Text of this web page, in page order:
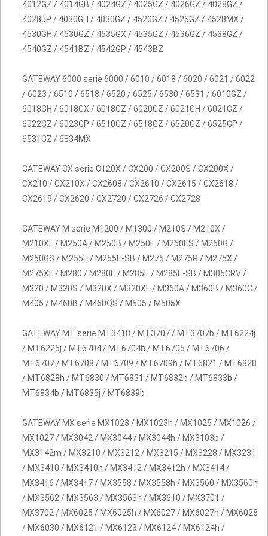
4012GZ / 4014GB / 4024GZ / 4025GZ / 4026GZ / 4028GZ /
4028JP / 4030GH / 4030GZ / 4520GZ / 4525GZ / 4528MX /
4530GH / 4530GZ / 4535GX / 4535GZ / 4536GZ / 4538GZ /
4540GZ / 4541BZ / 4542GP / 4543BZ
GATEWAY 6000 serie 6000 / 6010 / 6018 / 6020 / 6021 / 6022
/ 6023 / 6510 / 6518 / 6520 / 6525 / 6530 / 6531 / 6010GZ /
6018GH / 6018GX / 6018GZ / 6020GZ / 6021GH / 6021GZ /
6022GZ / 6023GP / 6510GZ / 6518GZ / 6520GZ / 6525GP /
6531GZ / 6834MX
GATEWAY CX serie C120X / CX200 / CX200S / CX200X /
CX210 / CX210X / CX2608 / CX2610 / CX2615 / CX2618 /
CX2619 / CX2620 / CX2720 / CX2726 / CX2728
GATEWAY M serie M1200 / M1300 / M210S / M210X /
M210XL / M250A / M250B / M250E / M250ES / M250G /
M250GS / M255E / M255E-SB / M275 / M275R / M275X /
M275XL / M280 / M280E / M285E / M285E-SB / M305CRV /
M320 / M320S / M320X / M320XL / M360A / M360B / M360C /
M405 / M460B / M460QS / M505 / M505X
GATEWAY MT serie MT3418 / MT3707 / MT3707b / MT6224j
/ MT6225j / MT6704 / MT6704h / MT6705 / MT6706 /
MT6707 / MT6708 / MT6709 / MT6709h / MT6821 / MT6828
/ MT6828h / MT6830 / MT6831 / MT6832b / MT6833b /
MT6834b / MT6835j / MT6839b
GATEWAY MX serie MX1023 / MX1023h / MX1025 / MX1026 /
MX1027 / MX3042 / MX3044 / MX3044h / MX3103b /
MX3142m / MX3210 / MX3212 / MX3215 / MX3228 / MX3231
/ MX3410 / MX3410h / MX3412 / MX3412h / MX3414 /
MX3416 / MX3417 / MX3558 / MX3558h / MX3560 / MX3560h
/ MX3562 / MX3563 / MX3563h / MX3610 / MX3701 /
MX3702 / MX6025 / MX6025h / MX6027 / MX6027h / MX6028
/ MX6030 / MX6121 / MX6123 / MX6124 / MX6124h /